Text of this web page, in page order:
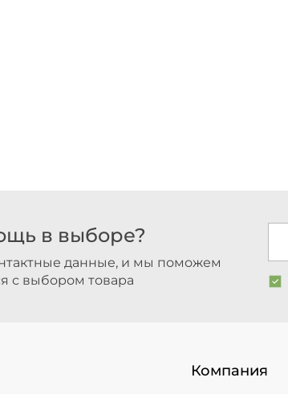
в выборе?
данные, и мы поможем
с выбором товара
Компания